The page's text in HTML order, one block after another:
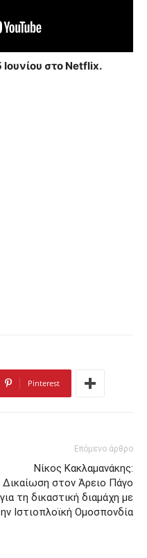
Ιουνίου στο Netflix.
Pinterest
Επόμενο άρθρο
Νίκος Κακλαμανάκης:
Δικαίωση στον Άρειο Πάγο
για τη δικαστική διαμάχη με
Ιστιοπλοϊκή Ομοσπονδία